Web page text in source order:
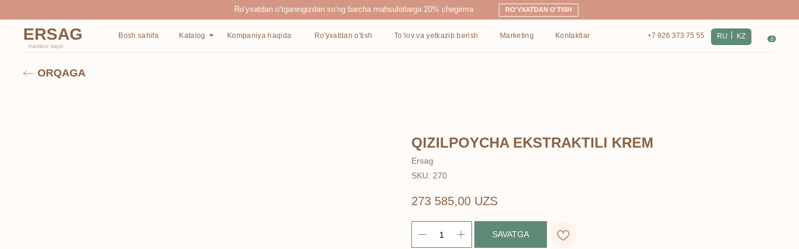
Ro‘yxatdan o‘tganingizdan so‘ng barcha mahsulotlarga 20% chegirma RO'YXATDAN O'TISH
Ro'yxatdan o'tish To‘lov va yetkazib berish
Bosh sahifa Katalog Marketing Kontaktlar
Kompaniya haqida 0
ERSAG
hamkorsayti
RU KZ
+7 926 373 75 55
QIZILPOYCHA EKSTRAKTILI KREM
Ersag
SKU: 270
273 585,00 UZS
SAVATGA